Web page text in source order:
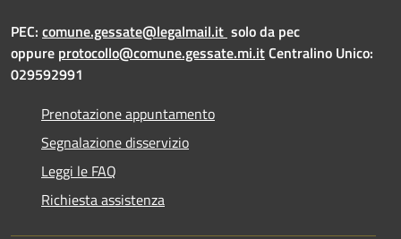
PEC: comune.gessate@legalmail.it solo da pec
oppure protocollo@comune.gessate.mi.itCentralino Unico:
029592991
Prenotazione appuntamento
Segnalazione disservizio
Leggi le FAQ
Richiesta assistenza